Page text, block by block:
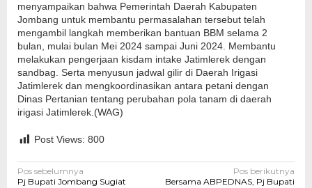
menyampaikan bahwa Pemerintah Daerah Kabupaten
Jombang untuk membantu permasalahan tersebut telah
mengambil langkah memberikan bantuan BBM selama 2
bulan, mulai bulan Mei 2024 sampai Juni 2024. Membantu
melakukan pengerjaan kisdam intake Jatimlerek dengan
sandbag. Serta menyusun jadwal gilir di Daerah Irigasi
Jatimlerek dan mengkoordinasikan antara petani dengan
Dinas Pertanian tentang perubahan pola tanam di daerah
irigasi Jatimlerek.(WAG)
Post Views: 800
Navigasi
Pos sebelumnya
Pj Bupati Jombang Sugiat
Pos berikutnya
Bersama ABPEDNAS, Pj Bupati